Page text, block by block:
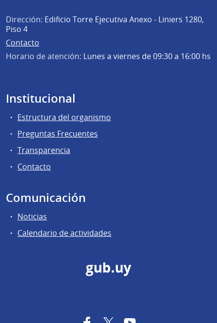
Dirección: Edificio Torre Ejecutiva Anexo - Liniers 1280,
Piso 4
Contacto
Horario de atención: Lunes a viernes de 09:30 a 16:00 hs
Institucional
Estructura del organismo
Preguntas Frecuentes
Transparencia
Contacto
Comunicación
Noticias
Calendario de actividades
gub.uy